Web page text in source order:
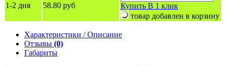
1-2 дня 58.80 руб Купить В 1 клик
товар добавлен в корзину
Характеристики / Описание
Отзывы (0)
Габариты